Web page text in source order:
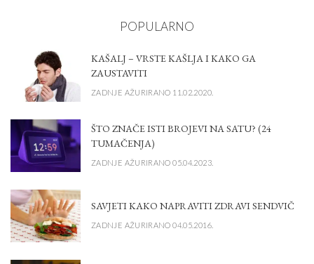
POPULARNO
KAŠALJ – VRSTE KAŠLJA I KAKO GA
ZAUSTAVITI
ZADNJE AŽURIRANO 11.02.2020.
ŠTO ZNAČE ISTI BROJEVI NA SATU? (24
TUMAČENJA)
ZADNJE AŽURIRANO 05.04.2023.
SAVJETI KAKO NAPRAVITI ZDRAVI SENDVIČ
ZADNJE AŽURIRANO 04.05.2016.